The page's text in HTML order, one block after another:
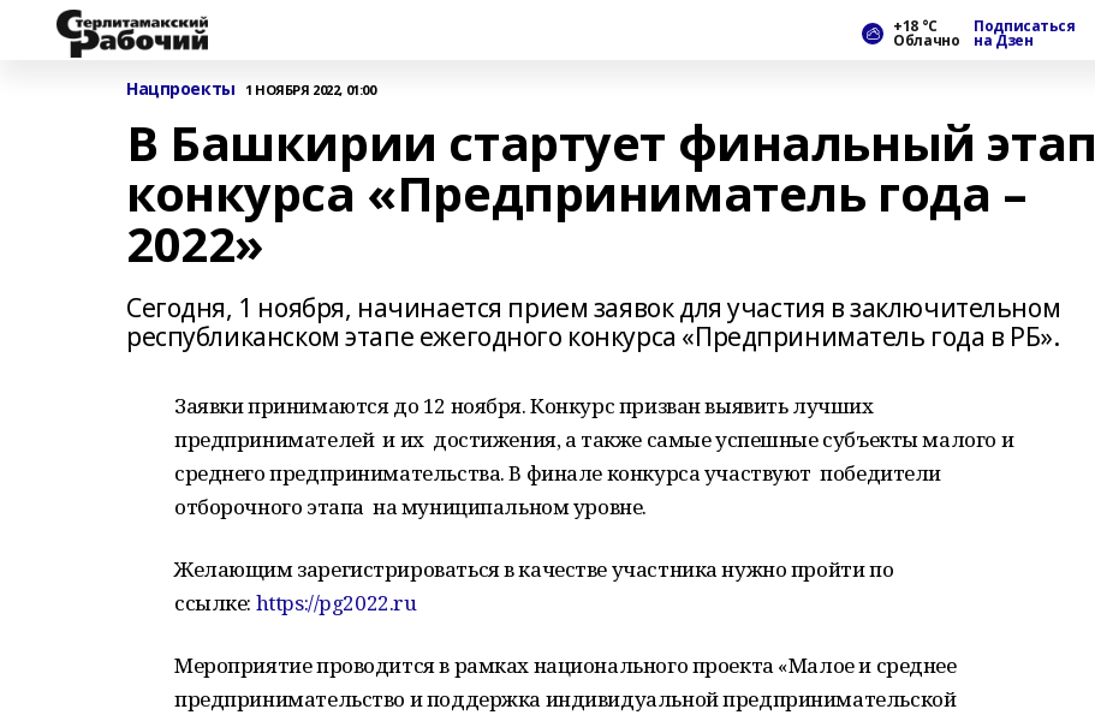
+18 °С
Облачно
Подписаться
на Дзен
Нацпроекты 1 НОЯБРЯ 2022, 01:00
В Башкирии стартует финальный этап
конкурса «Предприниматель года –
2022»
Сегодня, 1 ноября, начинается прием заявок для участия в заключительном
республиканском этапе ежегодного конкурса «Предприниматель года в РБ».
Заявки принимаются до 12 ноября. Конкурс призван выявить лучших
предпринимателей и их достижения, а также самые успешные субъекты малого и
среднего предпринимательства. В финале конкурса участвуют победители
отборочного этапа на муниципальном уровне.
Желающим зарегистрироваться в качестве участника нужно пройти по
ссылке: https://pg2022.ru
Мероприятие проводится в рамках национального проекта «Малое и среднее
предпринимательство и поддержка индивидуальной предпринимательской